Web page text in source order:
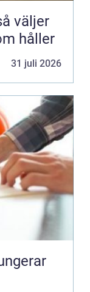
håller
31 juli 2026